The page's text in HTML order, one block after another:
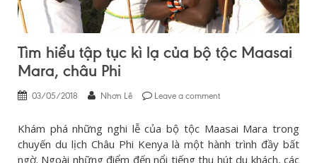
Tìm hiểu tập tục kì lạ của bộ tộc Maasai
Mara, châu Phi
03/05/2018 Nhơn Lê Leave a comment
Khám phá những nghi lễ của bộ tộc Maasai Mara trong
chuyến du lịch Châu Phi Kenya là một hành trình đầy bất
ngờ. Ngoài những điểm đến nổi tiếng thu hút du khách, các